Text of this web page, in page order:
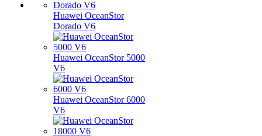
Huawei OceanStor
Dorado V6
Huawei OceanStor 5000
V6
Huawei OceanStor 6000
V6